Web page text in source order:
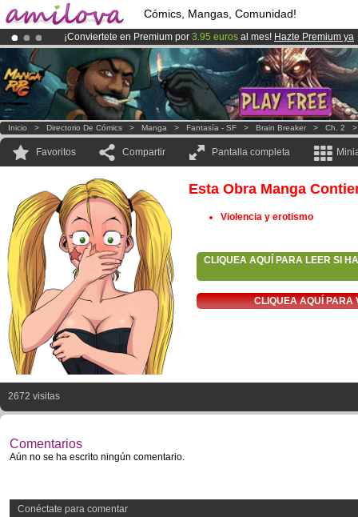
Cómics, Mangas, Comunidad!
¡Conviertete en Premium por 3.95 euros al mes! Hazte Premium ya
¡Ya tenemos 100000miembrosy 1000Cómics y Mangas!.
El Kickstarter Amilova está desormado lanzado!.
Inicio > Directorio De Cómics > Manga > Fantasía - SF > Brain Breaker > Ch. 2
Favoritos Compartir Pantalla completa
Esta Obra Manga
Violencia y erotismo
CLIQUEA AQUÍ PARA LEER SI
CLIQUEA AQUÍ PARA
2672 visitas
Comentarios
Aún no se ha escrito ningún comentario.
Conéctate para comentar